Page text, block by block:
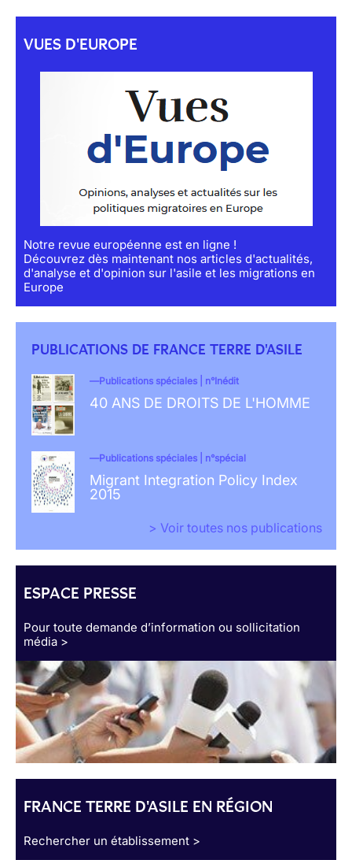
VUES D'EUROPE
Notre revue européenne est en ligne !
Découvrez dès maintenant nos articles d'actualités,
d'analyse et d'opinion sur l'asile et les migrations en
Europe
PUBLICATIONS DE FRANCE TERRE D'ASILE
Publications spéciales | n°Inédit
40 ANS DE DROITS DE L'HOMME
Publications spéciales | n°spécial
Migrant Integration Policy Index
2015
> Voir toutes nos publications
ESPACE PRESSE
Pour toute demande d’information ou sollicitation
média >
FRANCE TERRE D'ASILE EN RÉGION
Rechercher un établissement >